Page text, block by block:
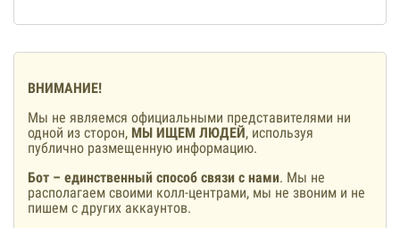
ВНИМАНИЕ!
Мы не являемся официальными представителями ни
одной из сторон, МЫ ИЩЕМ ЛЮДЕЙ, используя
публично размещенную информацию.
Бот – единственный способ связи с нами. Мы не
располагаем своими колл-центрами, мы не звоним и не
пишем с других аккаунтов.